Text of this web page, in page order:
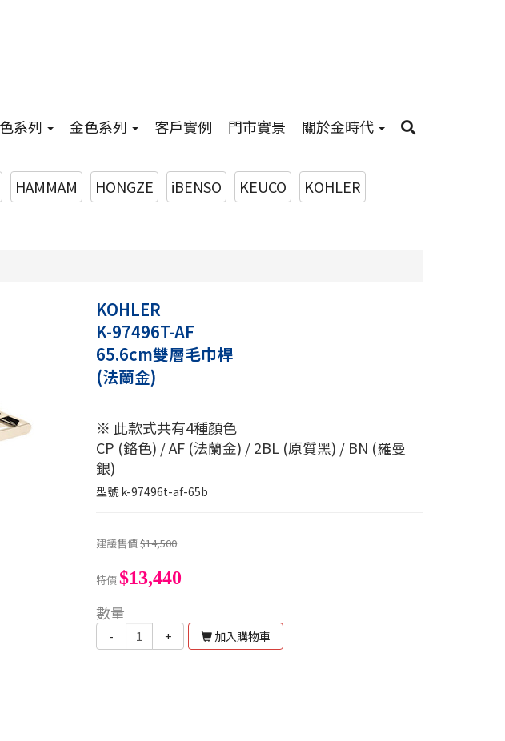
系列 金色系列 客戶實例 門市實景 關於金時代
HAMMAM HONGZE iBENSO KEUCO
KOHLER
KOHLER
K-97496T-AF
65.6cm雙層毛巾桿
(法蘭金)
※ 此款式共有4種顏色
CP (鉻色) / AF (法蘭金) / 2BL (原質黑) / BN (羅曼
銀)
型號k-97496t-af-65b
建議售價$14,500
特價$13,440
數量
- + 加入購物車